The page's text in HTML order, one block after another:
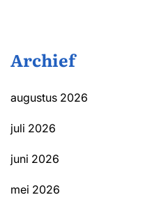
Archief
augustus 2026
juli 2026
juni 2026
mei 2026